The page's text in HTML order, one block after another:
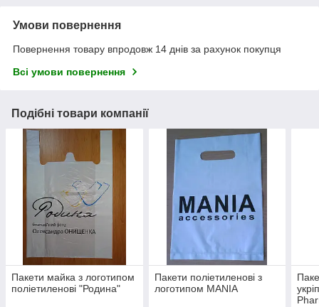
Умови повернення
Повернення товару впродовж 14 днів за рахунок покупця
Всі умови повернення
Подібні товари компанії
Пакети майка з логотипом
поліетиленові "Родина"
Пакети поліетиленові з
логотипом MANIA